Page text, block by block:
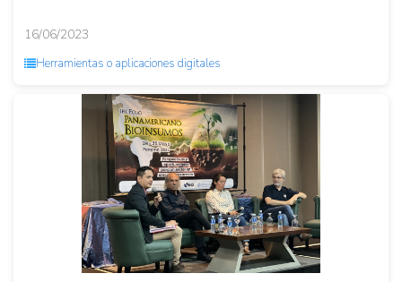
16/06/2023
Herramientas o aplicaciones digitales